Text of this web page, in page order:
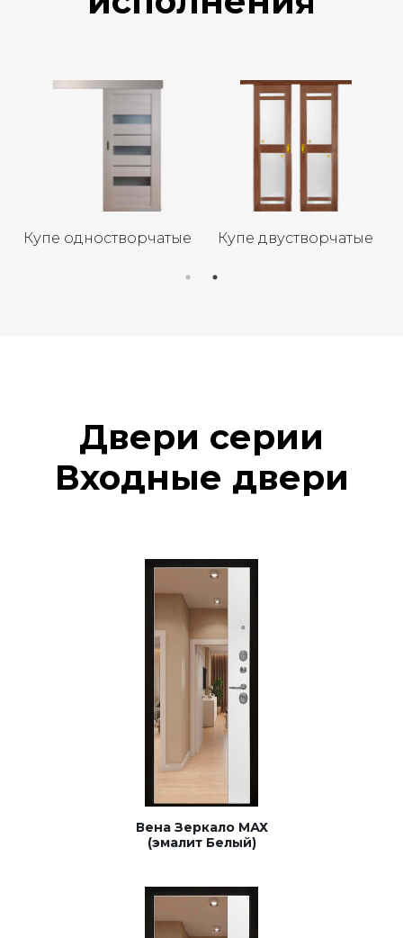
Купе одностворчатые Купе двустворчатые
Двери серии
Входные двери
Вена Зеркало МАХ
(эмалит Белый)